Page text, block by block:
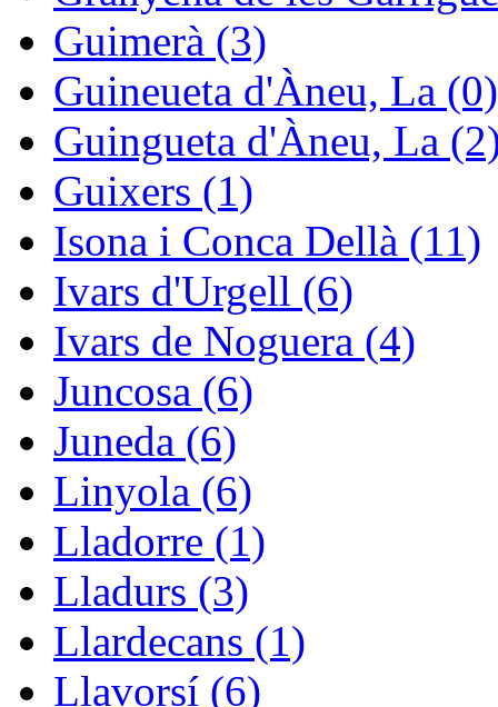
Guimerà (3)
Guineueta d'Àneu, La (0)
Guingueta d'Àneu, La
Guixers (1)
Isona i Conca Dellà (11)
Ivars d'Urgell (6)
Ivars de Noguera (4)
Juncosa (6)
Juneda (6)
Linyola (6)
Lladorre (1)
Lladurs (3)
Llardecans (1)
Llavorsí (6)